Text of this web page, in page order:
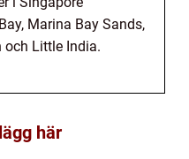
Marina Bay Sands,
och Little India.
här